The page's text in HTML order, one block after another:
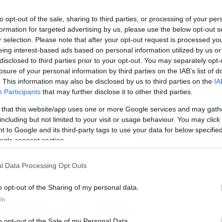
opt-out of the sale, sharing to third parties, or processing of your
for targeted advertising by us, please use the below opt-out
selection. Please note that after your opt-out request is processed
interest-based ads based on personal information utilized by us
to third parties prior to your opt-out. You may separately
of your personal information by third parties on the IAB’s list of
This information may also be disclosed by us to third parties on the
Participants that may further disclose it to other third parties.
that this website/app uses one or more Google services and may
but not limited to your visit or usage behaviour. You may
to Google and its third-party tags to use your data for below
consent section.
Data Processing Opt Outs
opt-out of the Sharing of my personal data.
Cici Olsson
élő író-rendező valóságos sztárnak számít
hanem a legjelentősebb kritikusok is elemzik a
A párizsi Odéon Színházban tavaly bemutatott
című darabja a 2012-2013-as évadban